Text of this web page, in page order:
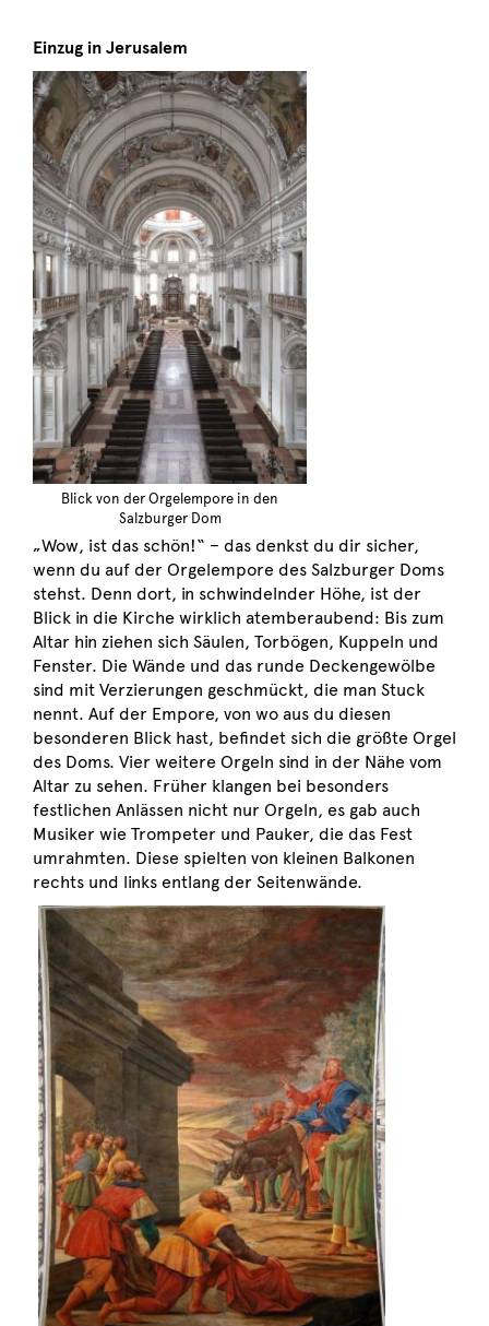
Einzug in Jerusalem
Blick von der Orgelempore in den
Salzburger Dom
„Wow, ist das schön!“ – das denkst du dir sicher,
wenn du auf der Orgelempore des Salzburger Doms
stehst. Denn dort, in schwindelnder Höhe, ist der
Blick in die Kirche wirklich atemberaubend: Bis zum
Altar hin ziehen sich Säulen, Torbögen, Kuppeln und
Fenster. Die Wände und das runde Deckengewölbe
sind mit Verzierungen geschmückt, die man Stuck
nennt. Auf der Empore, von wo aus du diesen
besonderen Blick hast, befindet sich die größte Orgel
des Doms. Vier weitere Orgeln sind in der Nähe vom
Altar zu sehen. Früher klangen bei besonders
festlichen Anlässen nicht nur Orgeln, es gab auch
Musiker wie Trompeter und Pauker, die das Fest
umrahmten. Diese spielten von kleinen Balkonen
rechts und links entlang der Seitenwände.